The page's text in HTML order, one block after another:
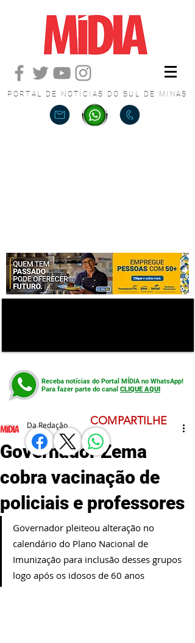
PORTAL DE NOTÍCIAS DO SUL DE MINAS
Receba notícias do Portal MÍDIA no WhatsApp!
Para fazer parte do canal CLIQUE AQUI
Governador Zema
cobra vacinação de
policiais e professores
Da Redação
Governador pleiteou alteração no
calendário do Plano Nacional de
Imunização para inclusão desses grupos
logo após os idosos de 60 anos
COMPARTILHE